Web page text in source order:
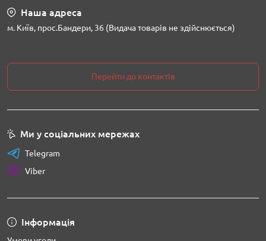
Наша адреса
м. Київ, прос.Бандери, 36 (Видача товарів не здійснюється)
Перейти до контактів
Інформація
Ми у соціальних мережах
Telegram
Viber